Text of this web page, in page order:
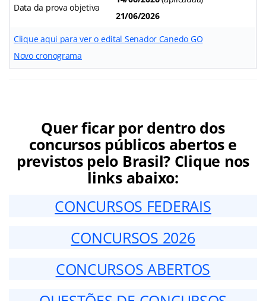
Data da prova objetiva
21/06/2026
Clique aqui para ver o edital Senador Canedo GO
Novo cronograma
Quer ficar por dentro dos
concursos públicos abertos e
previstos pelo Brasil? Clique nos
links abaixo:
CONCURSOS FEDERAIS
CONCURSOS 2026
CONCURSOS ABERTOS